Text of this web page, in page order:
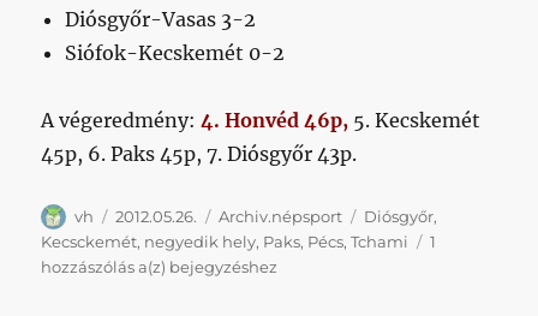
Diósgyőr-Vasas 3-2
Siófok-Kecskemét 0-2
A végeredmény:4. Honvéd 46p, 5. Kecskemét
45p, 6. Paks 45p, 7. Diósgyőr 43p.
Szerző
vh Közzétéve
2012.05.26. Kategória
Archiv.népsport Címke
Diósgyőr,
Kecsckemét, negyedik hely, Paks, Pécs,Tchami
1
hozzászólás a(z) Percről-
bejegyzéshez